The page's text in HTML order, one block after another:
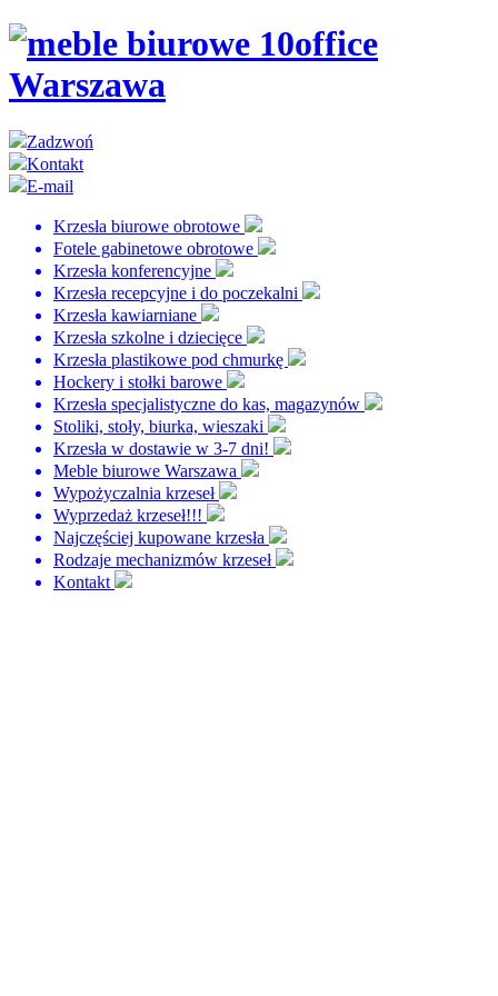
Zadzwoń
Kontakt
E-mail
Krzesła biurowe obrotowe
Fotele gabinetowe obrotowe
Krzesła konferencyjne
Krzesła recepcyjne i do poczekalni
Krzesła kawiarniane
Krzesła szkolne i dziecięce
Krzesła plastikowe pod chmurkę
Hockery i stołki barowe
Krzesła specjalistyczne do kas, magazynów
Stoliki, stoły, biurka, wieszaki
Krzesła w dostawie w 3-7 dni!
Meble biurowe Warszawa
Wypożyczalnia krzeseł
Wyprzedaż krzeseł!!!
Najczęściej kupowane krzesła
Rodzaje mechanizmów krzeseł
Kontakt